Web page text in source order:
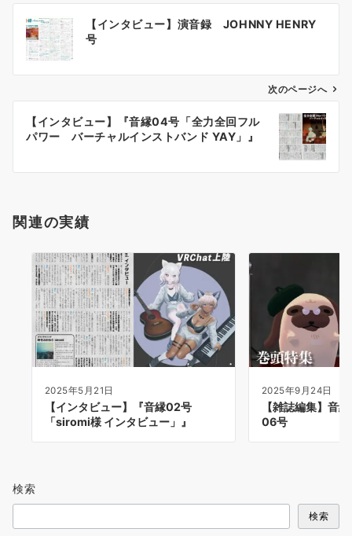
ビ
ン
【インタビュー】演音録 JOHNNY HENRY
号
次のページへ
【インタビュー】『音縁04号「全力全回フル
パワー バーチャルインストバンド YAY」』
関連の実績
2025年5月21日
【インタビュー】『音縁02号
「siromi様 インタビュー」』
2025年9月24日
【雑誌編集】
06号
検索
検索